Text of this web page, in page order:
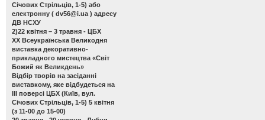
Січових Стрільців, 1-5) або
електронну ( dv56@i.ua ) адресу
ДВ НСХУ
2)22 квітня – 3 травня - ЦБХ
ХХ Всеукраїнська Великодня
виставка декоративно-
прикладного мистецтва «Світ
Божий як Великдень»
Відбір творів на засіданні
виставкому, яке відбудеться на
ІІІ поверсі ЦБХ (Київ, вул.
Січових Стрільців, 1-5) 5 квітня
(з 11-00 до 15-00)